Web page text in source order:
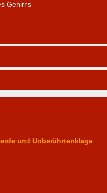
Gehirns
und Unberührtenklage